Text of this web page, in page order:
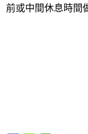
前或中間休息時間